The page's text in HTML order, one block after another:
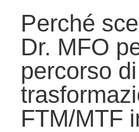
Perché
Dr. MFO
percorso di
FTM/MTF